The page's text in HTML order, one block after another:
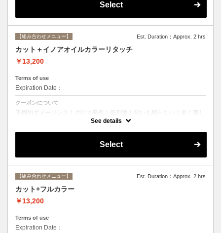
Select
【組み合わせメニュー】 Est. Duration：Approx. 2 hrs
カット＋イノアオイルカラーリタッチ
￥13,200
Terms of use
Expiration Date：
クーポンについて
圧倒的ダメージレス！グロス発色！低刺激！匂いも残らない！全く新し
い処方のイノアオイルカラーのセットメニュー☆ ※根元２ｃｍまでの
See details
Select
【組み合わせメニュー】 Est. Duration：Approx. 2 hrs
カット+フルカラー
￥13,200
Terms of use
Expiration Date：